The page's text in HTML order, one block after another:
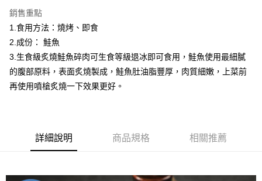
台灣樂天信用卡公司
玉山商業銀行
台灣樂天信用卡公司
運送方式
冷凍7-11取貨(快速到店，到貨後4天內需取貨)
每筆NT$150，滿NT$999(含以上)免運費
冷凍宅配-抗凍紙箱裝(可備註改保麗龍箱)
每筆NT$180，滿NT$999(含以上)免運費
銷售重點
1.食用方法：燒烤、即食
2.成份： 鮭魚
3.生食級炙燒鮭魚碎肉可生食等級退冰即可食用，鮭魚使用最細膩
的腹部原料，表面炙燒製成，鮭魚肚油脂豐厚，肉質細嫩，上菜前
再使用噴槍炙燒一下效果更好。
詳細說明 商品規格 相關推薦